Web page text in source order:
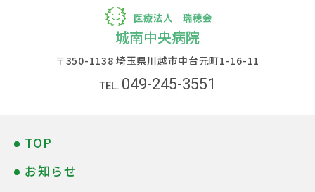
城南中央病院
〒350-1138 埼玉県川越市中台元町1-16-11
049-245-3551
TOP
お知らせ